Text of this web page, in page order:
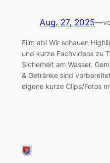
Aug. 27, 2025—
Film ab! Wir schauen
und kurze Fachvideos zu
Sicherheit am Wasser.
& Getränke sind
eigene kurze Clips/Fotos